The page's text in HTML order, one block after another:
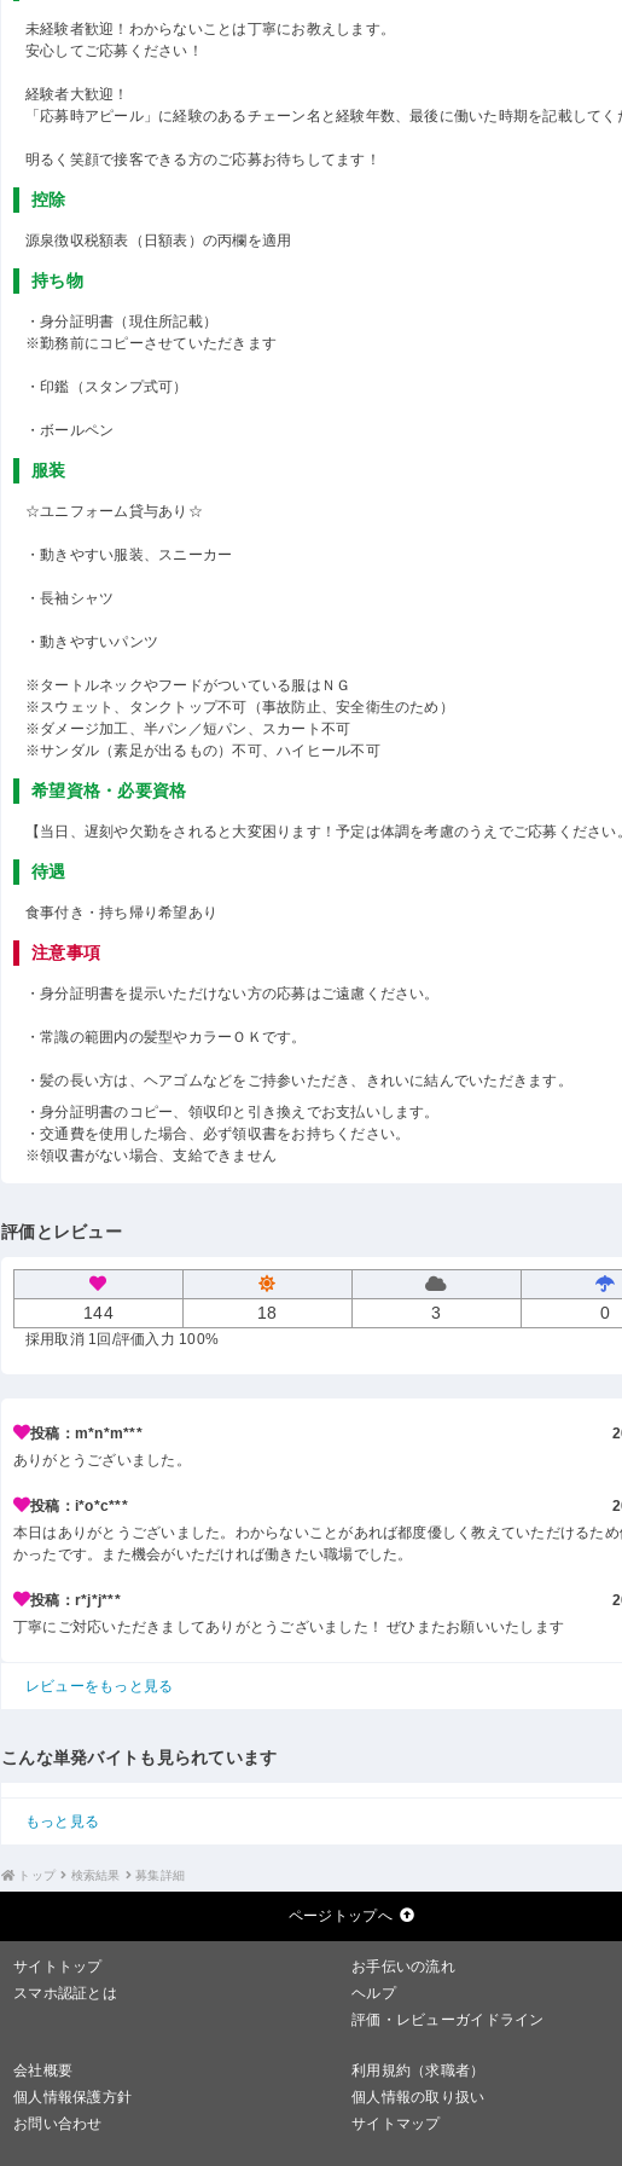
未経験者歓迎！わからないことは丁寧にお教えします。
安心してご応募ください！
経験者大歓迎！
「応募時アピール」に経験のあるチェーン名と経験年数、最後に働いた時期を記載してく
明るく笑顔で接客できる方のご応募お待ちしてます！
控除
源泉徴収税額表（日額表）の丙欄を適用
持ち物
・身分証明書（現住所記載）
※勤務前にコピーさせていただきます
・印鑑（スタンプ式可）
・ボールペン
服装
☆ユニフォーム貸与あり☆
・動きやすい服装、スニーカー
・長袖シャツ
・動きやすいパンツ
※タートルネックやフードがついている服はＮＧ
※スウェット、タンクトップ不可（事故防止、安全衛生のため）
※ダメージ加工、半パン／短パン、スカート不可
※サンダル（素足が出るもの）不可、ハイヒール不可
希望資格・必要資格
【当日、遅刻や欠勤をされると大変困ります！予定は体調を考慮のうえでご応募ください
待遇
食事付き・持ち帰り希望あり
注意事項
・身分証明書を提示いただけない方の応募はご遠慮ください。
・常識の範囲内の髪型やカラーＯＫです。
・髪の長い方は、ヘアゴムなどをご持参いただき、きれいに結んでいただきます。
・身分証明書のコピー、領収印と引き換えでお支払いします。
・交通費を使用した場合、必ず領収書をお持ちください。
※領収書がない場合、支給できません
評価とレビュー
144 18 3 0
採用取消 1回 /評価入力 100%
投稿：m*n*m***
ありがとうございました。
投稿：i*o*c***
本日はありがとうございました。わからないことがあれば都度優しく教えていただけるた
かったです。また機会がいただければ働きたい職場でした。
投稿：r*j*j***
丁寧にご対応いただきましてありがとうございました！ ぜひまたお願いいたします
レビューをもっと見る
こんな単発バイトも見られています
もっと見る
トップ 検索結果 募集詳細
ページトップへ
サイトトップ
お手伝いの流れ
スマホ認証とは
ヘルプ
評価・レビューガイドライン
会社概要
利用規約（求職者）
個人情報保護方針
個人情報の取り扱い
お問い合わせ
サイトマップ